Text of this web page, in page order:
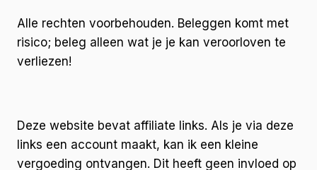
Alle rechten voorbehouden. Beleggen komt met
risico; beleg alleen wat je je kan veroorloven te
verliezen!
Deze website bevat affiliate links. Als je via deze
links een account maakt, kan ik een kleine
vergoeding ontvangen. Dit heeft geen invloed op